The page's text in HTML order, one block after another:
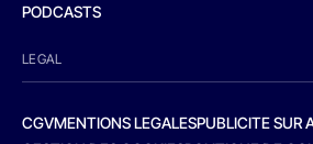
PODCASTS
LEGAL
CGVMENTIONS LEGALESPUBLICITE SUR